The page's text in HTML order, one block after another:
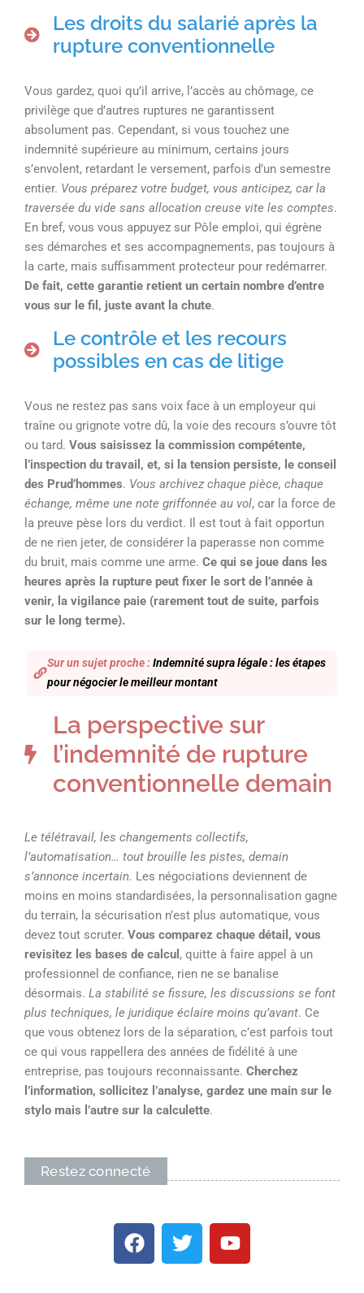
Les droits du salarié après la
rupture conventionnelle
Vous gardez, quoi qu’il arrive, l’accès au chômage, ce
privilège que d’autres ruptures ne garantissent
absolument pas. Cependant, si vous touchez une
indemnité supérieure au minimum, certains jours
s’envolent, retardant le versement, parfois d’un semestre
entier. Vous préparez votre budget, vous anticipez, car la
traversée du vide sans allocation creuse vite les comptes.
En bref, vous vous appuyez sur Pôle emploi, qui égrène
ses démarches et ses accompagnements, pas toujours à
la carte, mais suffisamment protecteur pour redémarrer.
De fait, cette garantie retient un certain nombre d’entre
vous sur le fil, juste avant la chute.
Le contrôle et les recours
possibles en cas de litige
Vous ne restez pas sans voix face à un employeur qui
traîne ou grignote votre dû, la voie des recours s’ouvre tôt
ou tard. Vous saisissez la commission compétente,
l’inspection du travail, et, si la tension persiste, le conseil
des Prud’hommes. Vous archivez chaque pièce, chaque
échange, même une note griffonnée au vol, car la force de
la preuve pèse lors du verdict. Il est tout à fait opportun
de ne rien jeter, de considérer la paperasse non comme
du bruit, mais comme une arme. Ce qui se joue dans les
heures après la rupture peut fixer le sort de l’année à
venir, la vigilance paie (rarement tout de suite, parfois
sur le long terme).
Sur un sujet proche :Indemnité supra légale : les étapes
pour négocier le meilleur montant
La perspective sur
l’indemnité de rupture
conventionnelle demain
Le télétravail, les changements collectifs,
l’automatisation… tout brouille les pistes, demain
s’annonce incertain. Les négociations deviennent de
moins en moins standardisées, la personnalisation gagne
du terrain, la sécurisation n’est plus automatique, vous
devez tout scruter. Vous comparez chaque détail, vous
revisitez les bases de calcul , quitte à faire appel à un
professionnel de confiance, rien ne se banalise
désormais. La stabilité se fissure, les discussions se font
plus techniques, le juridique éclaire moins qu’avant. Ce
que vous obtenez lors de la séparation, c’est parfois tout
ce qui vous rappellera des années de fidélité à une
entreprise, pas toujours reconnaissante. Cherchez
l’information, sollicitez l’analyse, gardez une main sur le
stylo mais l’autre sur la calculette.
Restez connecté